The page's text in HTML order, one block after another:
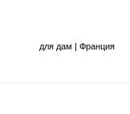
для дам | Франция